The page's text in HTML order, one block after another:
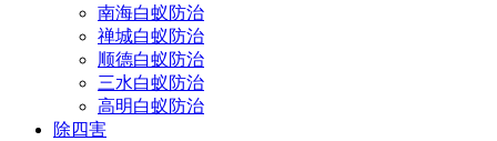
南海白蚁防治
禅城白蚁防治
顺德白蚁防治
三水白蚁防治
高明白蚁防治
除四害